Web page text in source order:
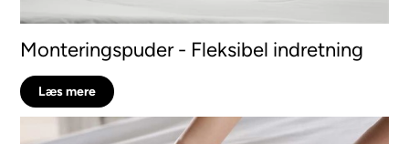
Monteringspuder - Fleksibel indretning
Læs mere